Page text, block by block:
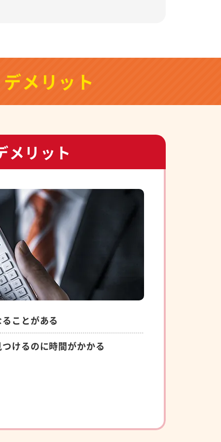
メリット
メリット
ことがある
けるのに時間がかかる